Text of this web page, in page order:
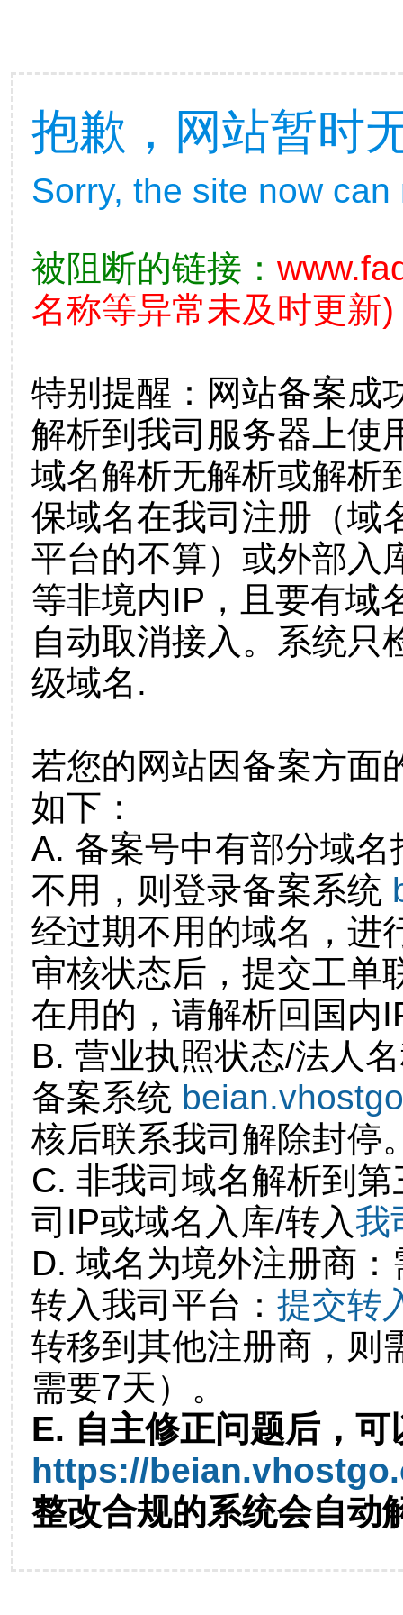
抱歉，网站暂时
Sorry, the site now
被阻断的链接：
名称等异常未及时更新)
特别提醒：网站备案成
解析到我司服务器上使
域名解析无解析或解析
保域名在我司注册（域
平台的不算）或外部入
等非境内IP，且要有域
自动取消接入。系统只
级域名.
若您的网站因备案方面
如下：
A. 备案号中有部分域
不用，则登录备案系统
经过期不用的域名，进
审核状态后，提交工单
在用的，请解析回国内
B. 营业执照状态/法人
备案系统
核后联系我司解除封停
C. 非我司域名解析到
司IP或域名入库/转入我
D. 域名为境外注册商
转入我司平台： 提交转
转移到其他注册商，则
需要7天）。
E. 自主修正问题后，可
https://
整改合规的系统会自动